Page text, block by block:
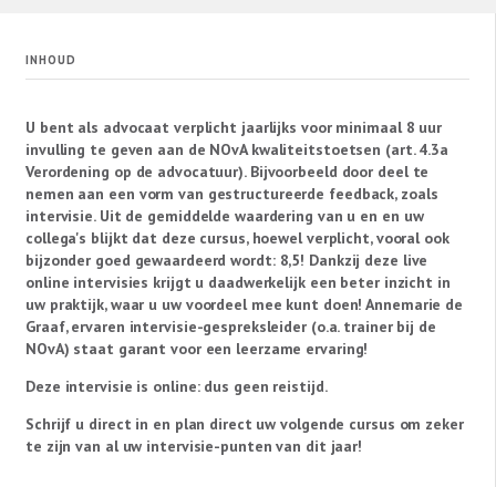
INHOUD
U bent als advocaat verplicht jaarlijks voor minimaal 8 uur
invulling te geven aan de NOvA kwaliteitstoetsen (art. 4.3a
Verordening op de advocatuur). Bijvoorbeeld door deel te
nemen aan een vorm van gestructureerde feedback, zoals
intervisie. Uit de gemiddelde waardering van u en en uw
collega's blijkt dat deze cursus, hoewel verplicht, vooral ook
bijzonder goed gewaardeerd wordt: 8,5! Dankzij deze live
online intervisies krijgt u daadwerkelijk een beter inzicht in
uw praktijk, waar u uw voordeel mee kunt doen! Annemarie de
Graaf, ervaren intervisie-gespreksleider (o.a. trainer bij de
NOvA) staat garant voor een leerzame ervaring!
Deze intervisie is online: dus geen reistijd.
Schrijf u direct in en plan direct uw volgende cursus om zeker
te zijn van al uw intervisie-punten van dit jaar!